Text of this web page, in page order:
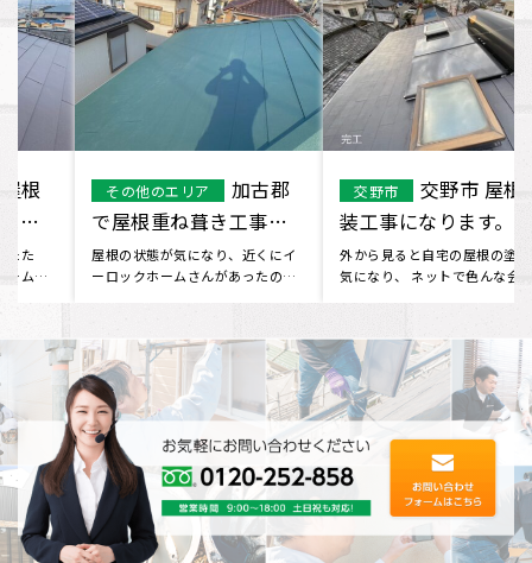
その他のエリア
加古郡
で屋根重ね葺き工事を
行いました。
屋根の状態が気になり、近くにイ
ーロックホームさんがあったので
交野市 屋根塗
装工事になります。
外から見ると自宅の屋根の塗装が
気になり、 ネットで色んな会社を